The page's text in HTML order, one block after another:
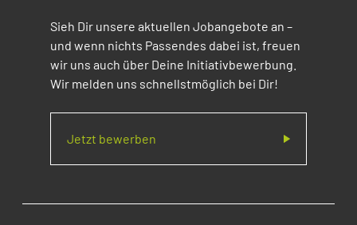
Sieh Dir unsere aktuellen Jobangebote an –
und wenn nichts Passendes dabei ist, freuen
wir uns auch über Deine Initiativbewerbung.
Wir melden uns schnellstmöglich bei Dir!
Jetzt bewerben